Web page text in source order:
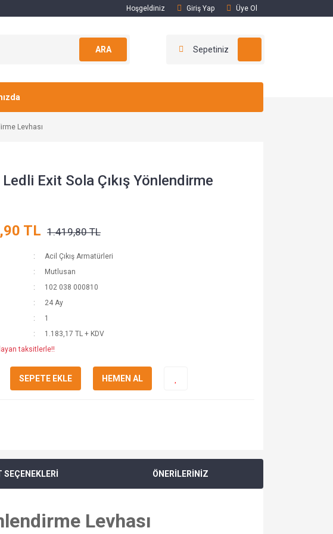
Hoşgeldiniz Giriş Yap Üye Ol
ARA Sepetiniz
Levhası
Exit Sola Çıkış Yönlendirme
TL 1.419,80 TL
Acil Çıkış Armatürleri
Mutlusan
102 038 000810
24 Ay
1
1.183,17 TL + KDV
taksitlerle!!
SEPETE EKLE HEMEN AL
SEÇENEKLERİ ÖNERİLERİNİZ
Levhası